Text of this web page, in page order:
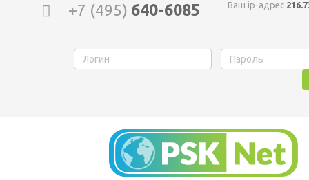
+7 (495) 640-6085 Ваш ip-адрес